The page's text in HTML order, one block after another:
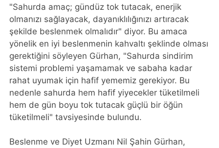
"Sahurda amaç; gündüz tok tutacak, enerjik
olmanızı sağlayacak, dayanıklılığınızı artıracak
şekilde beslenmek olmalıdır" diyor. Bu amaca
yönelik en iyi beslenmenin kahvaltı şeklinde olması
gerektiğini söyleyen Gürhan, "Sahurda sindirim
sistemi problemi yaşamamak ve sabaha kadar
rahat uyumak için hafif yememiz gerekiyor. Bu
nedenle sahurda hem hafif yiyecekler tüketilmeli
hem de gün boyu tok tutacak güçlü bir öğün
tüketilmeli" tavsiyesinde bulundu.
Beslenme ve Diyet Uzmanı Nil Şahin Gürhan,